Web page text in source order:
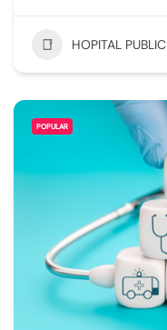
HOPITAL PUBLIC
POPULAR